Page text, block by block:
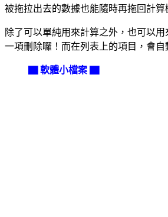
被拖拉出去的數據也能隨時再拖回計
除了可以單純用來計算之外，也可以
一項刪除囉！而在列表上的項目，會
▇ 軟體小檔案 ▇